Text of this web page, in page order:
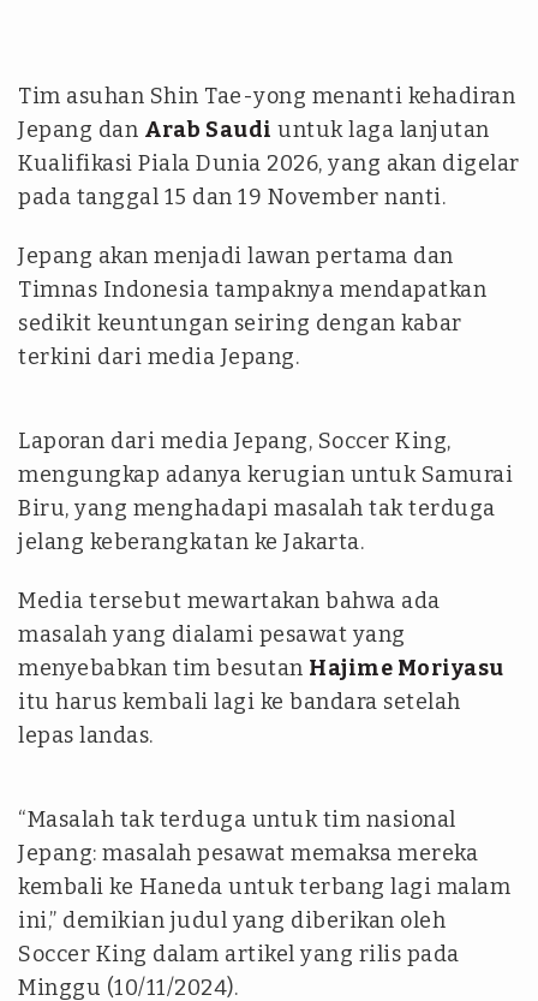
Tim asuhan Shin Tae-yong menanti kehadiran
Jepang dan Arab Saudi untuk laga lanjutan
Kualifikasi Piala Dunia 2026, yang akan digelar
pada tanggal 15 dan 19 November nanti.
Jepang akan menjadi lawan pertama dan
Timnas Indonesia tampaknya mendapatkan
sedikit keuntungan seiring dengan kabar
terkini dari media Jepang.
Laporan dari media Jepang, Soccer King,
mengungkap adanya kerugian untuk Samurai
Biru, yang menghadapi masalah tak terduga
jelang keberangkatan ke Jakarta.
Media tersebut mewartakan bahwa ada
masalah yang dialami pesawat yang
menyebabkan tim besutan Hajime Moriyasu
itu harus kembali lagi ke bandara setelah
lepas landas.
“Masalah tak terduga untuk tim nasional
Jepang: masalah pesawat memaksa mereka
kembali ke Haneda untuk terbang lagi malam
ini,” demikian judul yang diberikan oleh
Soccer King dalam artikel yang rilis pada
Minggu (10/11/2024).